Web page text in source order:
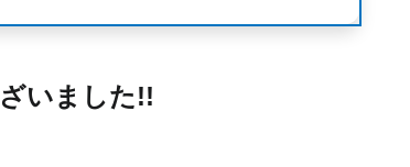
いました!!